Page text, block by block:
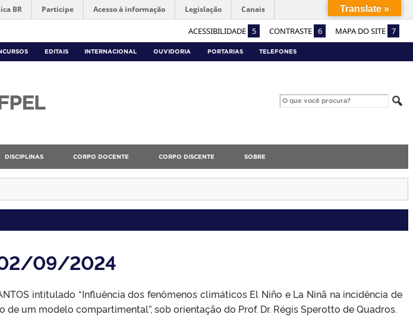
ACESSIBILIDADE 5 CONTRASTE 6 MAPA DO SITE 7
BR Participe Acesso à informação Legislação Canais
EDITAIS INTERNACIONAL OUVIDORIA PORTARIAS TELEFONES
DISCIPLINAS CORPO DOCENTE CORPO DISCENTE SOBRE
02/09/2024
intitulado “Influência dos fenômenos climáticos El Niño e La Ninã na incidência de
um modelo compartimental”, sob orientação do Prof. Dr. Régis Sperotto de Quadros.
Translate »